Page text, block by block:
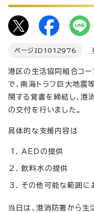
ページID 1012976
港区の生活協同組合コー
で、南海トラフ巨大地震
関する覚書を締結し、
の交付を行いました。
具体的な支援内容は
AEDの提供
飲料水の提供
その他可能な範囲に
当日は、港消防署から